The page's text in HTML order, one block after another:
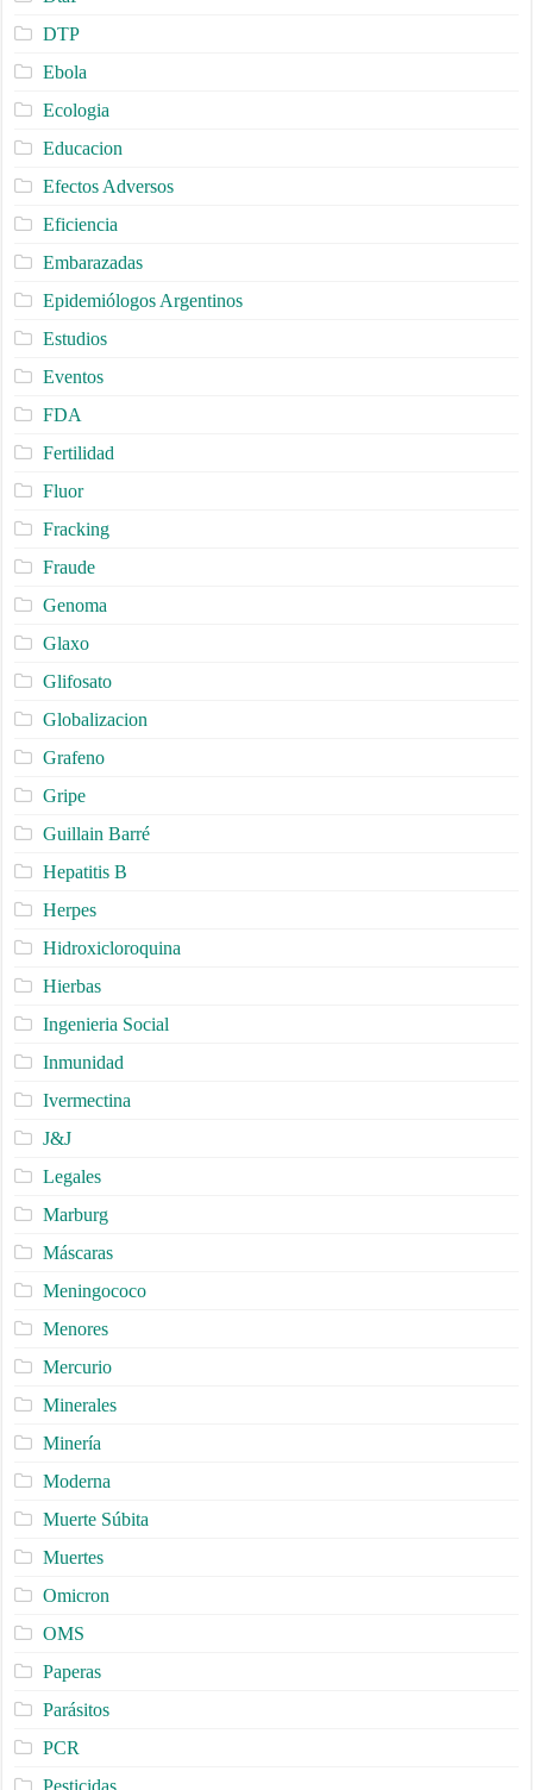
DTP
Ebola
Ecologia
Educacion
Efectos Adversos
Eficiencia
Embarazadas
Epidemiólogos Argentinos
Estudios
Eventos
FDA
Fertilidad
Fluor
Fracking
Fraude
Genoma
Glaxo
Glifosato
Globalizacion
Grafeno
Gripe
Guillain Barré
Hepatitis B
Herpes
Hidroxicloroquina
Hierbas
Ingenieria Social
Inmunidad
Ivermectina
J&J
Legales
Marburg
Máscaras
Meningococo
Menores
Mercurio
Minerales
Minería
Moderna
Muerte Súbita
Muertes
Omicron
OMS
Paperas
Parásitos
PCR
Pesticidas